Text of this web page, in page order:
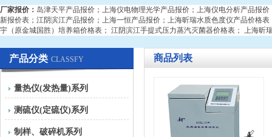
厂家报价： 岛津天平产品报价 ； 上海仪电物理光学产品报价 ； 上海仪电分析产品报价
新报价表 ； 江阴滨江产品报价 ； 上海一恒产品报价 ； 上海昕瑞水质色度仪产品价格表
宇（原金城国胜）培养箱价格表 ； 江阴滨江手提式压力蒸汽灭菌器价格表 ； 上海昕
产品分类 CLASSFY
量热仪(发热量)系列
测硫仪(定硫仪)系列
制样、破碎机系列
商品列表